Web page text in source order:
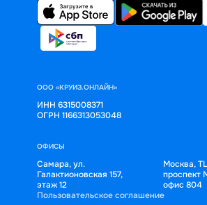
ООО «КРУИЗ.ОНЛАЙН»
ИНН 6315008371
ОГРН 1166313053048
ОФИСЫ
Самара, ул.
Галактионовская 157,
этаж 12
Москва,
проспект
офис 804
Пользовательское соглашение